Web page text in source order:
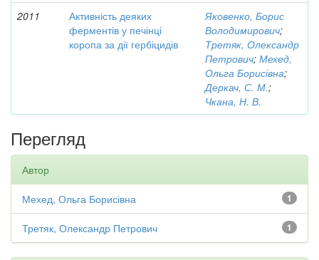
2011
Активність деяких
ферментів у печінці
коропа за дії гербіцидів
Яковенко, Борис
Володимирович;
Третяк, Олександр
Петрович; Мехед,
Ольга Борисівна;
Деркач, С. М.;
Чкана, Н. В.
Перегляд
Автор
1
Мехед, Ольга Борисівна
1
Третяк, Олександр Петрович